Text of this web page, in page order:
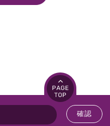
確認